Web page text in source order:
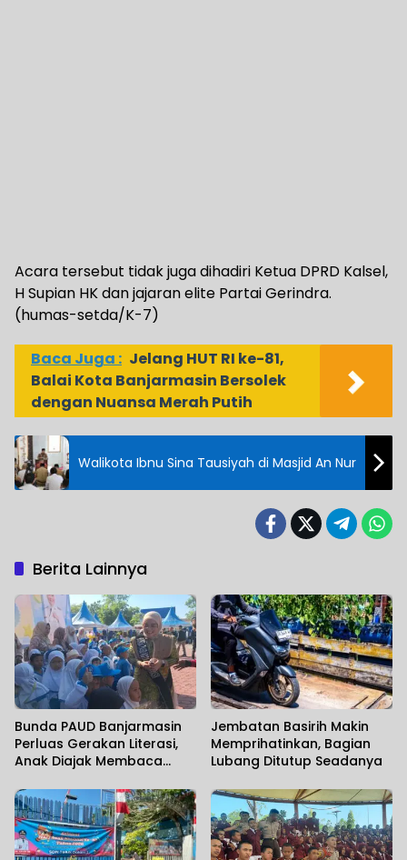
Acara tersebut tidak juga dihadiri Ketua DPRD Kalsel,
H Supian HK dan jajaran elite Partai Gerindra.
(humas-setda/K-7)
Baca Juga : Jelang HUT RI ke-81,
Balai Kota Banjarmasin Bersolek
dengan Nuansa Merah Putih
Walikota Ibnu Sina Tausiyah di Masjid An Nur
Berita Lainnya
Bunda PAUD Banjarmasin
Perluas Gerakan Literasi,
Anak Diajak Membaca
Jembatan Basirih Makin
Memprihatinkan, Bagian
Lubang Ditutup Seadanya